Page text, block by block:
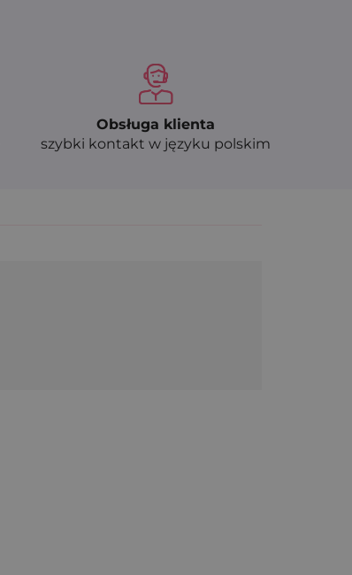
Obsługa klienta
szybki kontakt w języku polskim